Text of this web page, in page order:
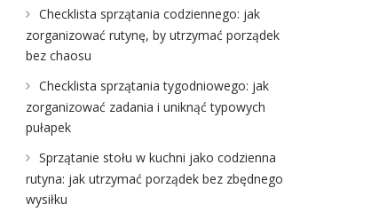
Checklista sprzątania codziennego: jak
zorganizować rutynę, by utrzymać porządek
bez chaosu
Checklista sprzątania tygodniowego: jak
zorganizować zadania i uniknąć typowych
pułapek
Sprzątanie stołu w kuchni jako codzienna
rutyna: jak utrzymać porządek bez zbędnego
wysiłku